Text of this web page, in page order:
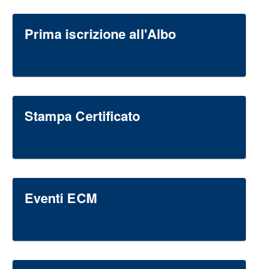
Prima iscrizione all'Albo
Stampa Certificato
Eventi ECM